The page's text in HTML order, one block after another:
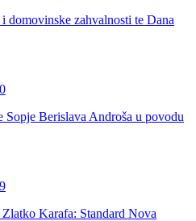
domovinske zahvalnosti te Dana
Sopje Berislava Androša u povodu
Karafa: Standard Nova